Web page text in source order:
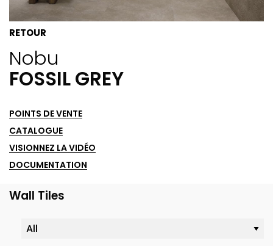
RETOUR
Nobu
FOSSIL GREY
POINTS DE VENTE
CATALOGUE
VISIONNEZ LA VIDÉO
DOCUMENTATION
Wall Tiles